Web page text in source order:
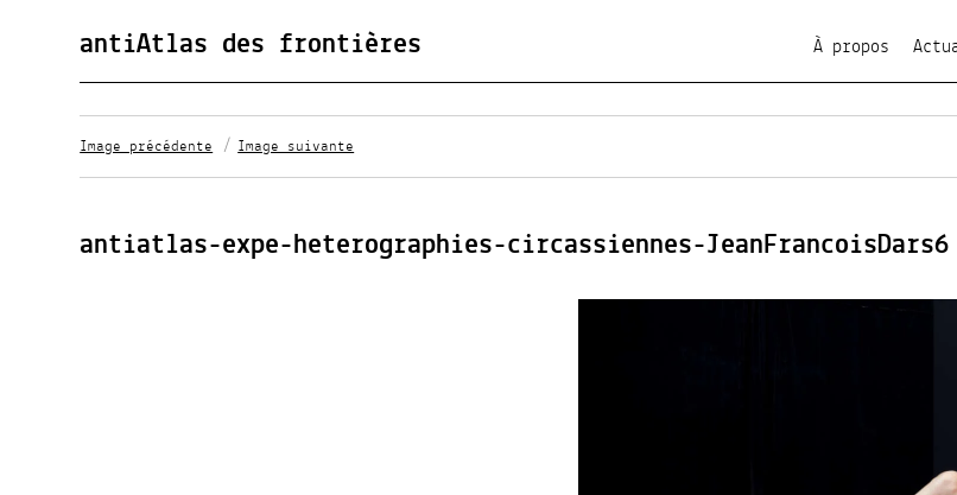
antiAtlas des frontières À propos
Image précédente Image suivante
antiatlas-expe-heterographies-circassiennes-JeanFrancoisDars6